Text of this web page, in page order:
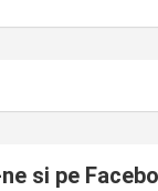
si pe